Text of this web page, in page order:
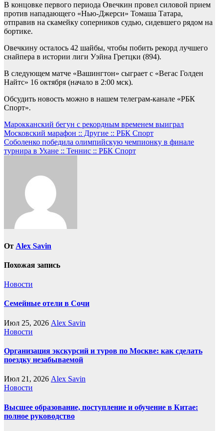
В концовке первого периода Овечкин провел силовой прием
против нападающего «Нью-Джерси» Томаша Татара,
отправив на скамейку соперников судью, сидевшего рядом на
бортике.
Овечкину осталось 42 шайбы, чтобы побить рекорд лучшего
снайпера в истории лиги Уэйна Гретцки (894).
В следующем матче «Вашингтон» сыграет с «Вегас Голден
Найтс» 16 октября (начало в 2:00 мск).
Обсудить новость можно в нашем телеграм-канале «РБК
Спорт».
Навигация
по
записям
Марокканский бегун с рекордным временем выиграл
Московский марафон :: Другие :: РБК Спорт
Соболенко победила олимпийскую чемпионку в финале
турнира в Ухане :: Теннис :: РБК Спорт
От Alex Savin
Похожая запись
Новости
Семейные отели в Сочи
Июл 25, 2026 Alex Savin
Новости
Организация экскурсий и туров по Москве: как сделать
поездку незабываемой
Июл 21, 2026 Alex Savin
Новости
Высшее образование, поступление и обучение в Китае:
полное руководство